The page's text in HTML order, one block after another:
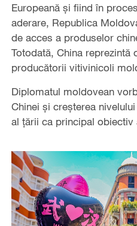
Europeană și fiind în
aderare, Republica
de acces a produselor
Totodată, China reprezintă
producătorii vitivinicoli
Diplomatul moldovean
Chinei și creșterea
al țării ca principal obiectiv